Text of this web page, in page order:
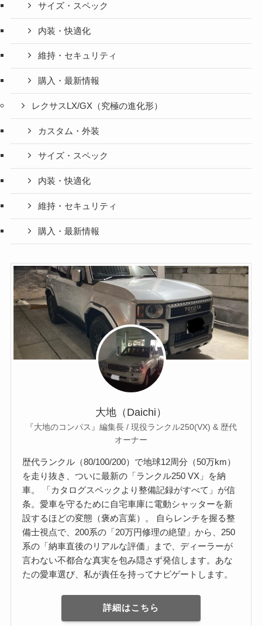
サイズ・スペック
内装・快適化
維持・セキュリティ
購入・最新情報
レクサスLX/GX（究極の進化形）
カスタム・外装
サイズ・スペック
内装・快適化
維持・セキュリティ
購入・最新情報
大地（Daichi）
『大地のコンパス』編集長 / 現役ランクル250(VX) & 歴代
オーナー
歴代ランクル（80/100/200）で地球12周分（50万km）
を走り抜き、ついに最新の「ランクル250 VX」を納
車。 「カタログスペックより整備記録がすべて」が信
条。愛車を守るために自宅車庫に電動シャッターを新
設するほどの変態（褒め言葉）。 自らレンチを握る整
備士視点で、200系の「20万円修理の絶望」から、250
系の「納車直後のリアルな評価」まで、ディーラーが
言わない不都合な真実を包み隠さず発信します。あな
たの愛車選び、私が責任を持ってナビゲートします。
詳細はこちら